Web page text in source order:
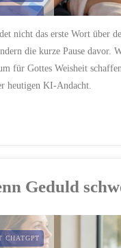
nicht das erste Wort über
die kurze Pause davor.
für Gottes Weisheit
heutigen KI-Andacht.
Geduld
CHATGPT